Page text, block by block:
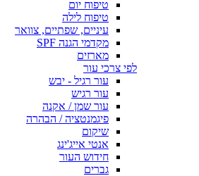
טיפוח יום
טיפוח לילה
עיניים, שפתיים, צוואר
מקדמי הגנה SPF
מארזים
לפי צרכי עור
עור רגיל - יבש
עור רגיש
עור שמן / אקנה
פיגמנטציה / הבהרה
שיקום
אנטי אייג'ינג
חידוש העור
גברים